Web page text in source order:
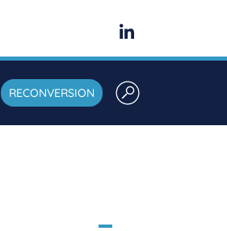
RECONVERSION